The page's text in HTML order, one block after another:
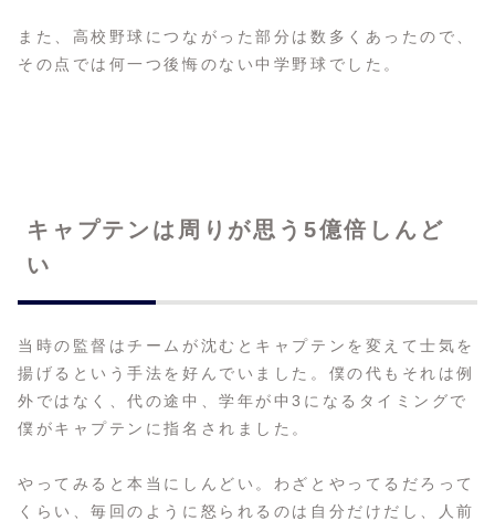
また、高校野球につながった部分は数多くあったので、
その点では何一つ後悔のない中学野球でした。
キャプテンは周りが思う5億倍しんど
い
当時の監督はチームが沈むとキャプテンを変えて士気を
揚げるという手法を好んでいました。僕の代もそれは例
外ではなく、代の途中、学年が中3になるタイミングで
僕がキャプテンに指名されました。
やってみると本当にしんどい。わざとやってるだろって
くらい、毎回のように怒られるのは自分だけだし、人前